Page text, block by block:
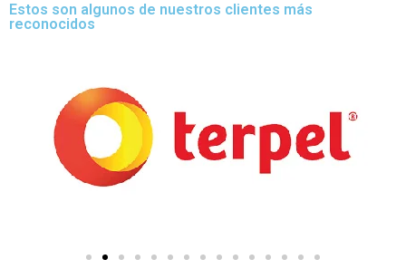
Estos son algunos de nuestros clientes más
reconocidos